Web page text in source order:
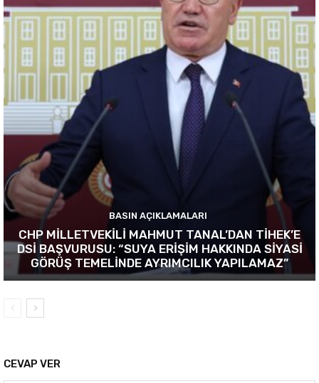
BASIN AÇIKLAMALARI
CHP MİLLETVEKİLİ MAHMUT TANAL’DAN TİHEK’E
DSİ BAŞVURUSU: “SUYA ERİŞİM HAKKINDA SİYASİ
GÖRÜŞ TEMELİNDE AYRIMCILIK YAPILAMAZ”
CEVAP VER